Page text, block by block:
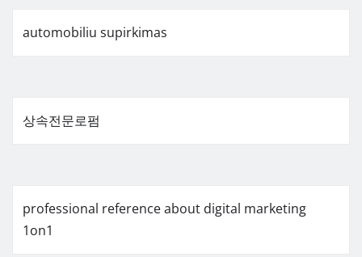
automobiliu supirkimas
상속전문로펌
professional reference about digital marketing
1on1